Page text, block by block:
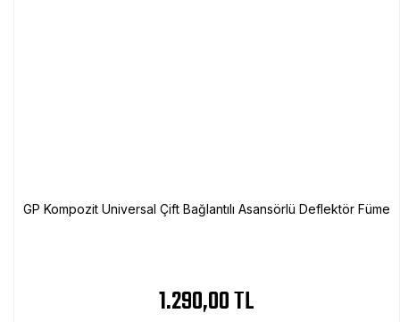
GP Kompozit Universal Çift Bağlantılı Asansörlü Deflektör Füme
1.290,00 TL